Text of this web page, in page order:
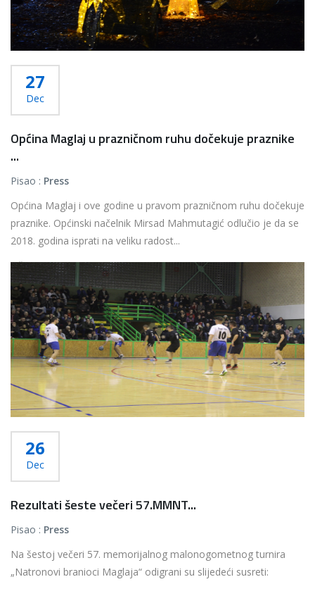
27
Dec
Općina Maglaj u prazničnom ruhu dočekuje praznike
...
Pisao : Press
Općina Maglaj i ove godine u pravom prazničnom ruhu dočekuje
praznike. Općinski načelnik Mirsad Mahmutagić odlučio je da se
2018. godina isprati na veliku radost...
Više...
26
Dec
Rezultati šeste večeri 57.MMNT...
Pisao : Press
Na šestoj večeri 57. memorijalnog malonogometnog turnira
„Natronovi branioci Maglaja“ odigrani su slijedeći susreti: